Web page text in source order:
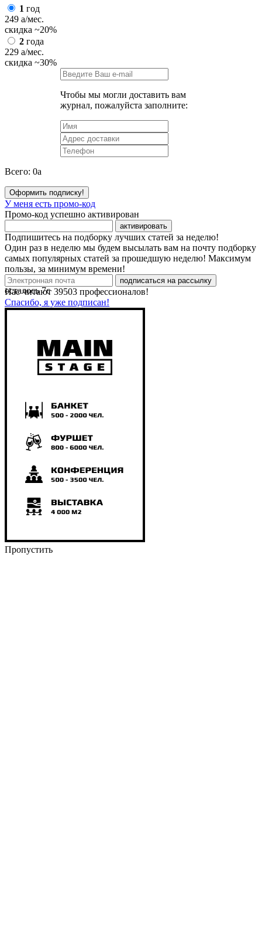
1 год
249 a/мес.
скидка ~20%
2 года
229 a/мес.
скидка ~30%
Чтобы мы могли доставить вам
журнал, пожалуйста заполните:
Всего: 0a
Оформить подписку!
У меня есть промо-код
Промо-код успешно активирован
активировать
Подпишитесь на подборку лучших статей за неделю!
Один раз в неделю мы будем высылать вам на почту подборку
самых популярных статей за прошедшую неделю! Максимум
пользы, за минимум времени!
подписаться на рассылку
Нас читают 39503 профессионалов!
Спасибо, я уже подписан!
осталось7с
Пропустить